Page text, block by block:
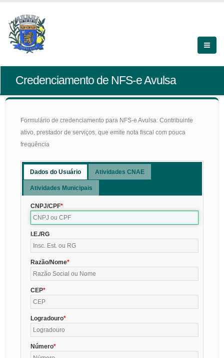
Credenciamento de NFS-e Avulsa
Formulário de credenciamento para NFS-e Avulsa: Contribuinte
ativo, prestador de serviços, que emite nota fiscal com pouca
frequência
Dados do Usuário Atividades CNAE
Atividades Municipais
CNPJ/CPF
I.E./RG
Razão/Nome
CEP
Logradouro
Número